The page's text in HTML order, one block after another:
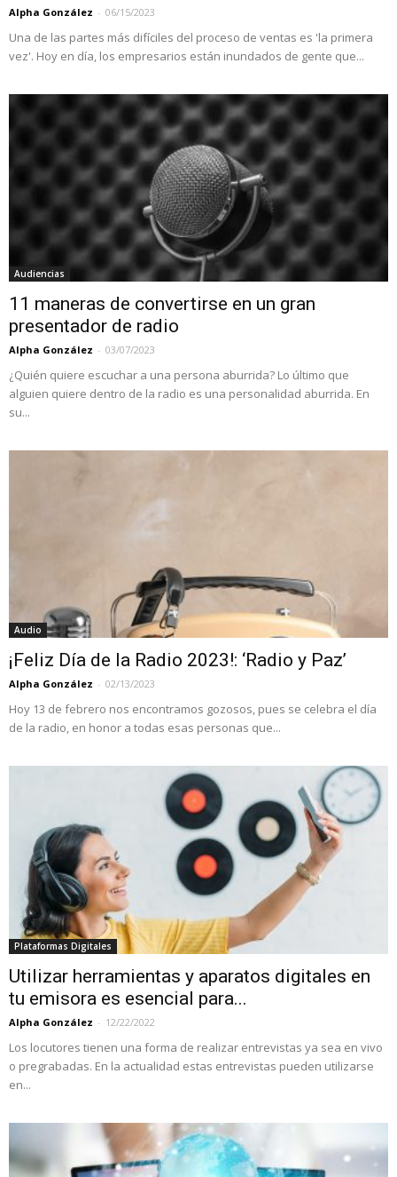
Alpha González - 06/15/2023
Una de las partes más difíciles del proceso de ventas es 'la primera
vez'. Hoy en día, los empresarios están inundados de gente que...
Audiencias
11 maneras de convertirse en un gran
presentador de radio
Alpha González - 03/07/2023
¿Quién quiere escuchar a una persona aburrida? Lo último que
alguien quiere dentro de la radio es una personalidad aburrida. En
su...
Audio
¡Feliz Día de la Radio 2023!: ‘Radio y Paz’
Alpha González - 02/13/2023
Hoy 13 de febrero nos encontramos gozosos, pues se celebra el día
de la radio, en honor a todas esas personas que...
Plataformas Digitales
Utilizar herramientas y aparatos digitales en
tu emisora es esencial para...
Alpha González - 12/22/2022
Los locutores tienen una forma de realizar entrevistas ya sea en vivo
o pregrabadas. En la actualidad estas entrevistas pueden utilizarse
en...